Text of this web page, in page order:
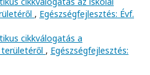
, Egészségfejlesztés: Évf.
cikkválogatás a
, Egészségfejlesztés: